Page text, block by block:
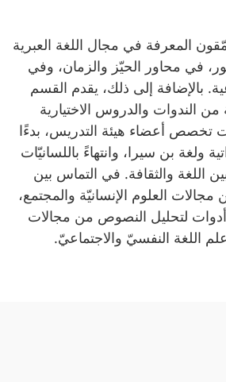
المعرفة في مجال اللغة العبرية
في محاور الحيّز والزمان، وفي
بالإضافة إلى ذلك، يقدم القسم
الندوات والدروس الاختيارية
تخصص أعضاء هيئة التدريس، بدءًا
ولغة بن سيرا، وانتهاءً باللسانيّات
بين اللغة والثقافة. في التماس بين
مجالات العلوم الإنسانيّة والمجتمع،
لتحليل النصوص من مجالات
اللغة النفسيّ والاجتماعيّ.